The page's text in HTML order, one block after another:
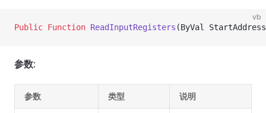
vb
Public Function ReadInputRegisters (ByVal
参数:
参数 类型 说明